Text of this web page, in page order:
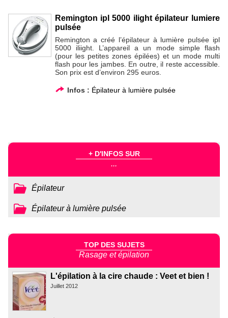
Remington ipl 5000 ilight épilateur lumiere
pulsée
Remington a créé l’épilateur à lumière pulsée ipl
5000 iliight. L’appareil a un mode simple flash
(pour les petites zones épilées) et un mode multi
flash pour les jambes. En outre, il reste accessible.
Son prix est d’environ 295 euros.
Infos : Épilateur à lumière pulsée
+ D'INFOS SUR
...
Épilateur
Épilateur à lumière pulsée
TOP DES SUJETS
Rasage et épilation
L'épilation à la cire chaude : Veet et bien !
Juillet 2012